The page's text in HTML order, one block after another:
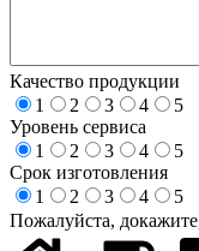
Качество продукции
1
2 3 4
5
Уровень сервиса
1
2 3 4
5
Срок изготовления
1
2 3 4
5
Пожалуйста,